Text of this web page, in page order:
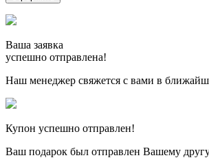
Ваша заявка
успешно отправлена!
Наш менеджер свяжется с вами в
Купон успешно отправлен!
Ваш подарок был отправлен Вашему